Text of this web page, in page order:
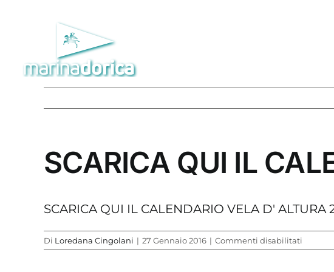
contenuto
SCARICA QUI IL
SCARICA QUI IL CALENDARIO VELA D' ALTURA
Di Loredana Cingolani | 27 Gennaio 2016 | Commenti disabilitati